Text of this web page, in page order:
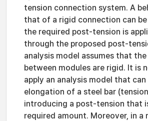
tension connection system. A
that of a rigid connection can
the required post-tension is
through the proposed post-
analysis model assumes that
between modules are rigid. It is
apply an analysis model that
elongation of a steel bar
introducing a post-tension that
required amount. Moreover, in a